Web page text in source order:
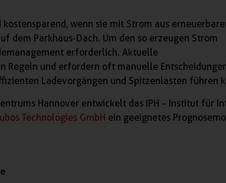
wenn sie mit Strom aus
dem Parkhaus-Dach. Um den so erzeugen Strom
erforderlich. Aktuelle
Regeln und erfordern oft manuelle
Ladevorgängen und Spitzenlasten führen
Hannover entwickelt das IPH – Institut für
Technologies GmbH ein geeignetes